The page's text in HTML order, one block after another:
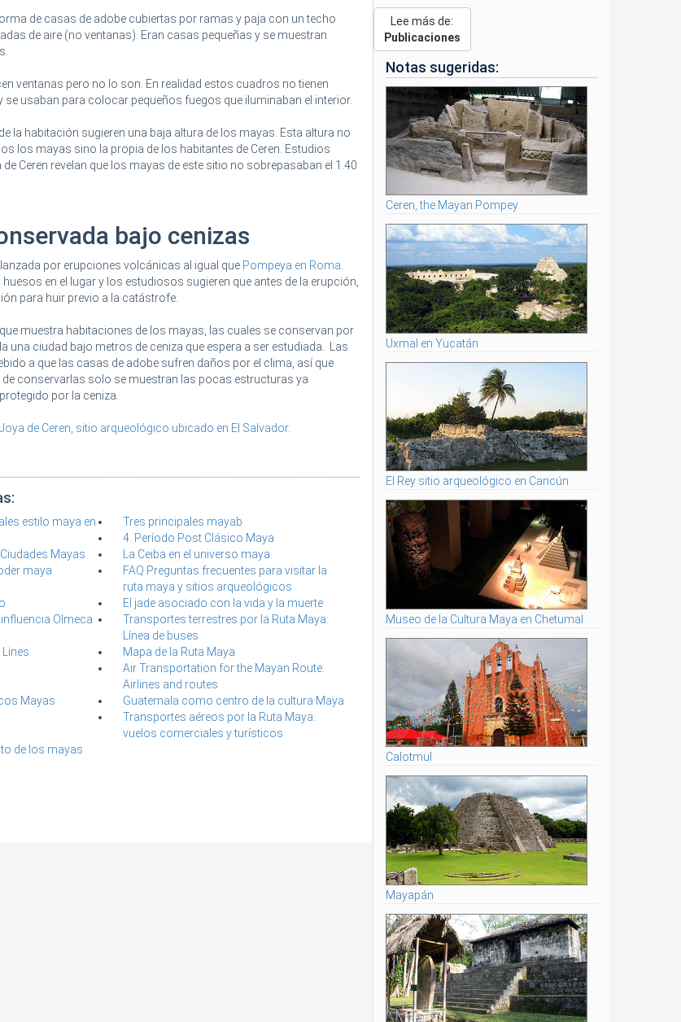
de casas de adobe cubiertas por ramas y paja con un techo
de aire (no ventanas). Eran casas pequeñas y se muestran
ventanas pero no lo son. En realidad estos cuadros no tienen
se usaban para colocar pequeños fuegos que iluminaban el interior.
la habitación sugieren una baja altura de los mayas. Esta altura no
los mayas sino la propia de los habitantes de Ceren. Estudios
Ceren revelan que los mayas de este sitio no sobrepasaban el 1.40
bajo cenizas
por erupciones volcánicas al igual que Pompeya en Roma
en el lugar y los estudiosos sugieren que antes de la erupción,
para huir previo a la catástrofe.
muestra habitaciones de los mayas, las cuales se conservan por
una ciudad bajo metros de ceniza que espera a ser estudiada. Las
a que las casas de adobe sufren daños por el clima, así que
conservarlas solo se muestran las pocas estructuras ya
por la ceniza.
Joya de Ceren, sitio arqueológico ubicado en El Salvador.
estilo maya en
Tres principales mayab
4. Período Post Clásico Maya
Mayas
La Ceiba en el universo maya
maya
FAQ Preguntas frecuentes para visitar la
ruta maya y sitios arqueológicos
El jade asociado con la vida y la muerte
Olmeca
Transportes terrestres por la Ruta Maya:
Línea de buses
Lines
Mapa de la Ruta Maya
Air Transportation for the Mayan Route:
Airlines and routes
Mayas
Guatemala como centro de la cultura Maya
Transportes aéreos por la Ruta Maya:
vuelos comerciales y turísticos
de los mayas
Lee más de:
Publicaciones
Notas sugeridas:
Ceren, the Mayan Pompey
Uxmal en Yucatán
El Rey sitio arqueológico en Cancún
Museo de la Cultura Maya en Chetumal
Calotmul
Mayapán